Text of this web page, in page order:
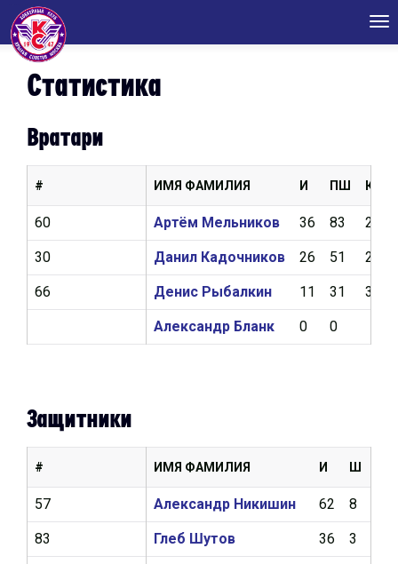
Статистика
Вратари
ИМЯ ФАМИЛИЯ И ПШ КН
Артём Мельников 36 83 2,43
Данил Кадочников 26 51 2,44
Денис Рыбалкин 11 31 3,23
Александр Бланк 0 0
#
60
30
66
Защитники
ИМЯ ФАМИЛИЯ И Ш
Александр Никишин 62 8
Глеб Шутов 36 3
#
57
83